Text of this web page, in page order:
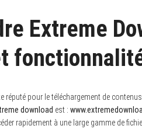
Extreme
réputé pour le téléchargement de
download est :
rapidement à une large gamme de